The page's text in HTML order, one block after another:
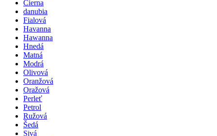
Čierna
danubia
Fialová
Havanna
Hawanna
Hnedá
Matná
Modrá
Olivová
Oranžová
Oražová
Perleť
Petrol
Ružová
Šedá
Sivá